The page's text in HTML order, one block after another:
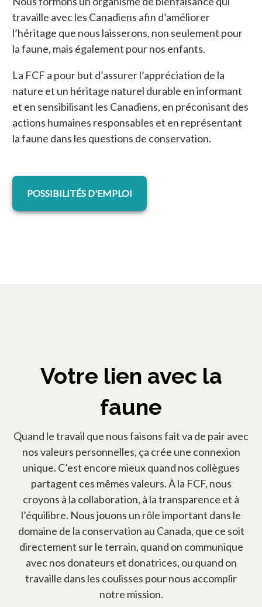
travaille avec les Canadiens afin d’améliorer
l’héritage que nous laisserons, non seulement pour
la faune, mais également pour nos enfants.
La FCF a pour but d’assurer l’appréciation de la
nature et un héritage naturel durable en informant
et en sensibilisant les Canadiens, en préconisant des
actions humaines responsables et en représentant
la faune dans les questions de conservation.
POSSIBILITÉS D'EMPLOI
Votre lien avec la
faune
Quand le travail que nous faisons fait va de pair avec
nos valeurs personnelles, ça crée une connexion
unique. C’est encore mieux quand nos collègues
partagent ces mêmes valeurs. À la FCF, nous
croyons à la collaboration, à la transparence et à
l’équilibre. Nous jouons un rôle important dans le
domaine de la conservation au Canada, que ce soit
directement sur le terrain, quand on communique
avec nos donateurs et donatrices, ou quand on
travaille dans les coulisses pour nous accomplir
notre mission.